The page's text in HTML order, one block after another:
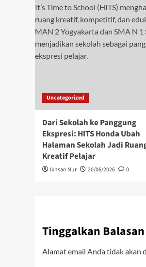
Uncategorized
Dari Sekolah ke Panggung
Ekspresi: HITS Honda Ubah
Halaman Sekolah Jadi
Kreatif Pelajar
Ikhsan Nur 20/06/2026 0
Tinggalkan Balasan
Alamat email Anda tidak akan